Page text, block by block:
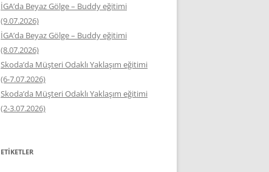
İGA’da Beyaz Gölge – Buddy eğitimi
(9.07.2026)
İGA’da Beyaz Gölge – Buddy eğitimi
(8.07.2026)
Skoda’da Müşteri Odaklı Yaklaşım eğitimi
(6-7.07.2026)
Skoda’da Müşteri Odaklı Yaklaşım eğitimi
(2-3.07.2026)
ETIKETLER